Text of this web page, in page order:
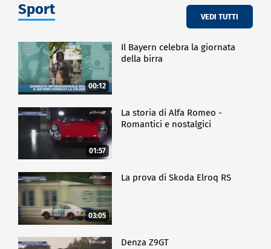
Sport VEDI TUTTI
00:12
Il Bayern celebra la giornata
della birra
01:57
La storia di Alfa Romeo -
Romantici e nostalgici
03:05
La prova di Skoda Elroq RS
Denza Z9GT